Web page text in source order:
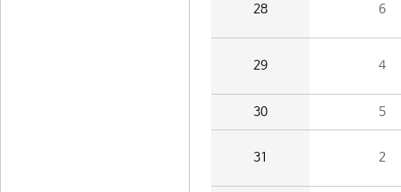
28 6
29 4
30 5
31 2